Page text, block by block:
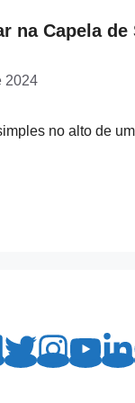
na Capela de
2024
no alto de